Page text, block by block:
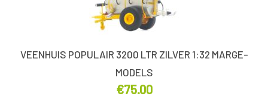
VEENHUIS POPULAIR 3200 LTR ZILVER 1:32 MARGE-
MODELS
€75.00